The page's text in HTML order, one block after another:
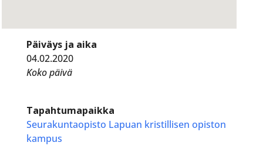
Päiväys ja aika
04.02.2020
Koko päivä
Tapahtumapaikka
Seurakuntaopisto Lapuan kristillisen opiston
kampus